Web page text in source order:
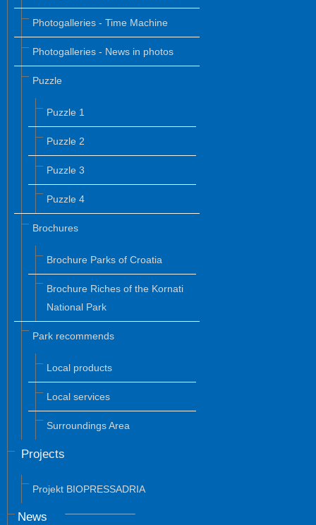
Photogalleries - Time Machine
Photogalleries - News in photos
Puzzle
Puzzle 1
Puzzle 2
Puzzle 3
Puzzle 4
Brochures
Brochure Parks of Croatia
Brochure Riches of the Kornati
National Park
Park recommends
Local products
Local services
Surroundings Area
Projects
Projekt BIOPRESSADRIA
News